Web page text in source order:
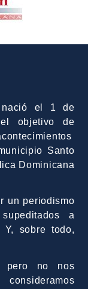
nació el 1 de
objetivo de
Santo
Dominicana
un periodismo
a
Y, sobre todo,
pero no nos